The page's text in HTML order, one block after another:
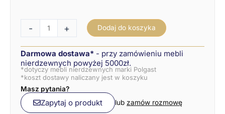
-
|
ASBER
EG-
2
N
+ Dodaj do koszyka
Darmowa dostawa* - przy zamówieniu mebli
nierdzewnych powyżej 5000zł.
*dotyczy mebli nierdzewnych marki Polgast
*koszt dostawy naliczany jest w koszyku
Masz pytania?
Zapytaj o produkt lub zamów rozmowę